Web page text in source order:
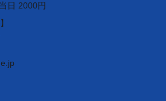
日 2000円